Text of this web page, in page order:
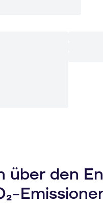
über den